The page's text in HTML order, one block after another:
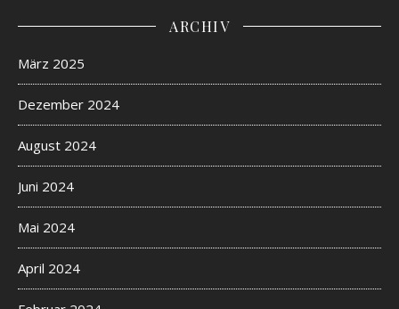
ARCHIV
März 2025
Dezember 2024
August 2024
Juni 2024
Mai 2024
April 2024